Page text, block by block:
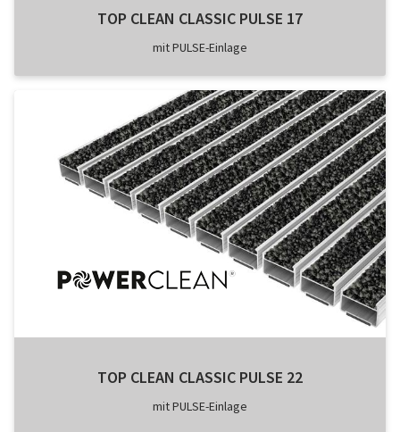
TOP CLEAN CLASSIC PULSE 17
mit PULSE-Einlage
TOP CLEAN CLASSIC PULSE 22
mit PULSE-Einlage